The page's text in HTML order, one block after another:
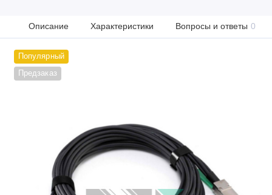
Описание Характеристики Вопросы и ответы 0
Популярный
Предзаказ